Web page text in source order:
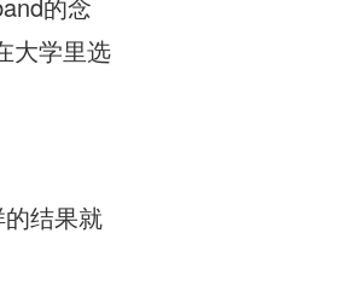
的念
大学里选
结果就